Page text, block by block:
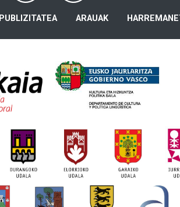
PUBLIZITATEA ARAUAK